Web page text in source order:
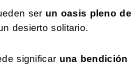
ser un oasis pleno de
desierto solitario.
significar una bendición